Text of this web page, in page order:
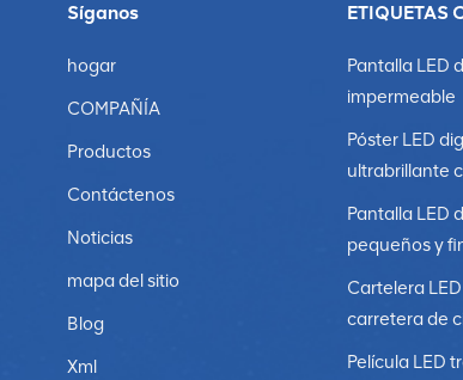
Síganos
hogar
COMPAÑÍA
Productos
Contáctenos
Noticias
mapa del sitio
Blog
Xml
ETIQUETAS
Pantalla LED
impermeable
Póster LED
ultrabrillante
Pantalla LED
pequeños y
Cartelera
carretera de
Película LED